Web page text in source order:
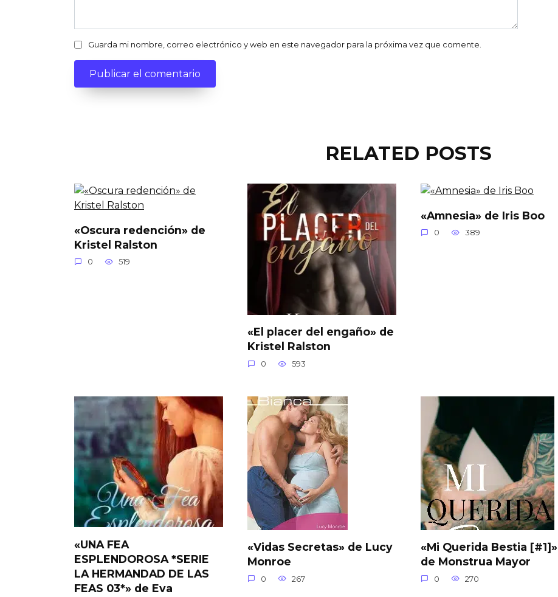
Guarda mi nombre, correo electrónico y web en este navegador para la próxima vez que comente.
RELATED POSTS
«Oscura redención» de
Kristel Ralston
0 519
«El placer del engaño» de
Kristel Ralston
0 593
«Amnesia» de Iris Boo
0 389
«UNA FEA
ESPLENDOROSA *SERIE
LA HERMANDAD DE LAS
FEAS 03*» de Eva
«Vidas Secretas» de Lucy
Monroe
0 267
«Mi Querida Bestia [#1]»
de Monstrua Mayor
0 270